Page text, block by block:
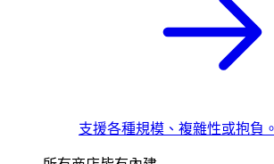
支援各種規模、複雜性或抱負。